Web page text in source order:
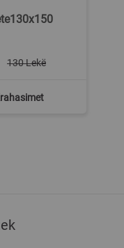
130 Lekë